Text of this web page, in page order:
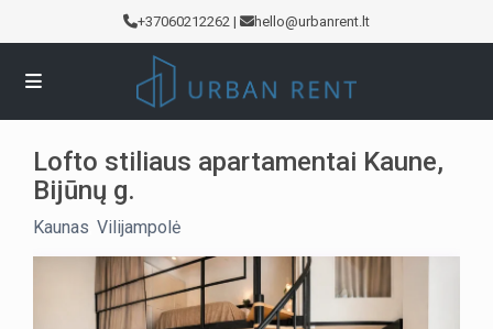
+37060212262 | hello@urbanrent.lt
Lofto stiliaus apartamentai Kaune,
Bijūnų g.
Kaunas ,Vilijampolė